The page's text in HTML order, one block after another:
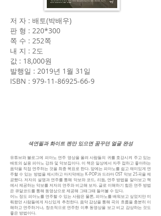
저 자 : 배토(박배우)
판 형 : 220*300
쪽 수 : 252쪽
내 지 : 2도
값 : 18,000원
발행일 : 2019년 1월 31일
ISBN : 979-11-86925-66-9
색연필과 화이트 펜만 있으면 꿈꾸던 얼굴 완성
유튜브와 블로그에 피아노 연주 영상을 올려 사람들의 귀를 호강시켜 주고 있는
배토의 실용 피아노 강좌 및 악보집이다. 이 책은 일상에서 자주 접하고 좋아하는
음악을 직접 연주하는 것을 최종 목표로 한다. 앞에는 피아노를 쉽고 재미있게 연
주할 수 있는 방법을 제시하고 마지막에는 K-POP과 드라마 OST 악보 25곡을 제
공했다. 저자의 설명과 연주를 통해 악보와 코드, 리듬, 연주 방법을 알아보고 책
에서 제공하는 악보를 저자의 연주와 비교해 보자. 글로 이해하기 힘든 연주 방법
은 큐알코드를 통해 동영상으로 제공해 그때그때 들어볼 수 있다.
어느 정도 피아노를 연주할 수 있는 사람은 물론, 피아노를 배워보고 싶었지만 미
뤄왔던 사람들에게 자신있게 추천한다. 음악 감상을 통해 곡의 흐름을 충분히 이
해하고 연주하거나, 창조적으로 연주한 이후 동영상을 보고 비교 감상하는 것도
좋은 방법이다.